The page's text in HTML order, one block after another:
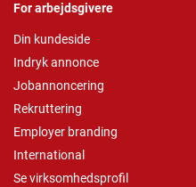
For arbejdsgivere
Din kundeside
Indryk annonce
Jobannoncering
Rekruttering
Employer branding
International
Se virksomhedsprofil